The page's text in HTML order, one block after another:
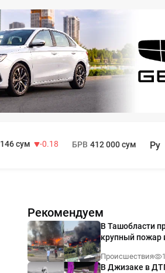
146 сум
-0.18
БРВ 412 000 сум Ру
Рекомендуем
В Ташобласти
крупный пожар
Происшествия
В Джизаке в